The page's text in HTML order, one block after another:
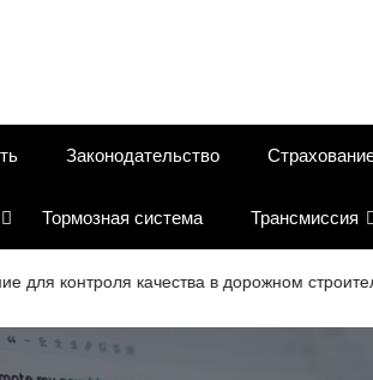
Законодательство
Тормозная система Трансмиссия
качества в дорожном строительстве